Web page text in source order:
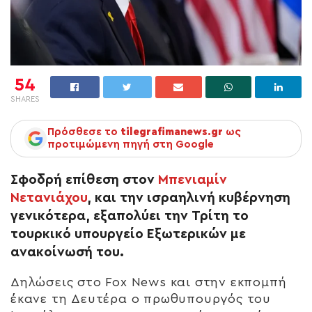
54
SHARES
Πρόσθεσε το tilegrafimanews.gr ως
προτιμώμενη πηγή στη Google
Σφοδρή επίθεση στον Μπενιαμίν
Νετανιάχου, και την ισραηλινή κυβέρνηση
γενικότερα, εξαπολύει την Τρίτη το
τουρκικό υπουργείο Εξωτερικών με
ανακοίνωσή του.
Δηλώσεις στο Fox News και στην εκπομπή
έκανε τη Δευτέρα ο πρωθυπουργός του